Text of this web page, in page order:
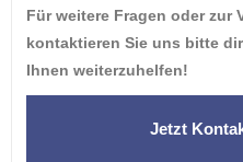
Für weitere Fragen oder zur
kontaktieren Sie uns bitte
Ihnen weiterzuhelfen!
Jetzt